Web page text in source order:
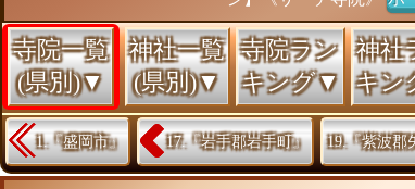
寺院一覧
(県別)▼
神社一覧
(県別)▼
寺院ラン
キング▼
神社
キ
1.『盛岡市』 17.『岩手郡岩手町』 19.『紫波郡